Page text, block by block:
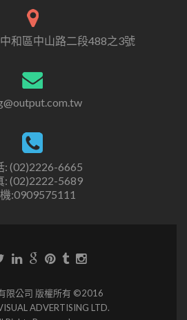
和區中山路二段488之3號
: (02)2226-6665
: (02)2222-5689
:0909575111
限公司 版權所有 ©2016
ADVERTISING LTD.